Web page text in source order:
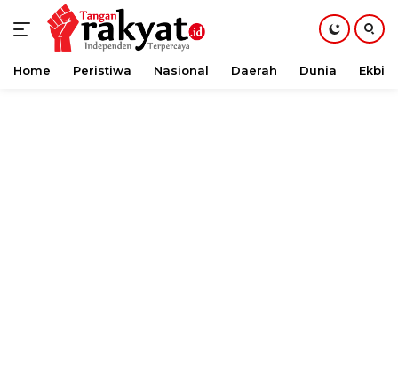
Langsung
Home Peristiwa Nasional Daerah Dunia Ekbis